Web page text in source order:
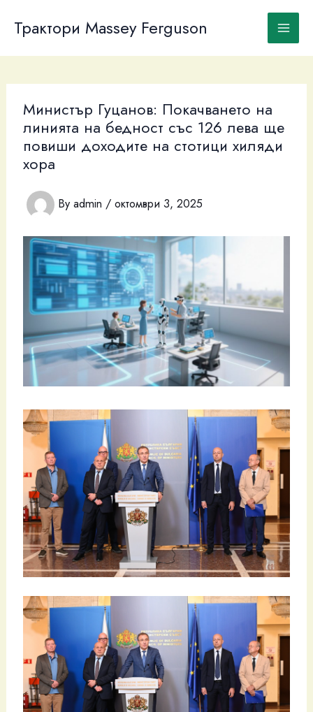
content
Трактори Massey Ferguson
Министър Гуцанов: Покачването на
линията на бедност със 126 лева ще
повиши доходите на стотици хиляди
хора
By admin / октомври 3, 2025